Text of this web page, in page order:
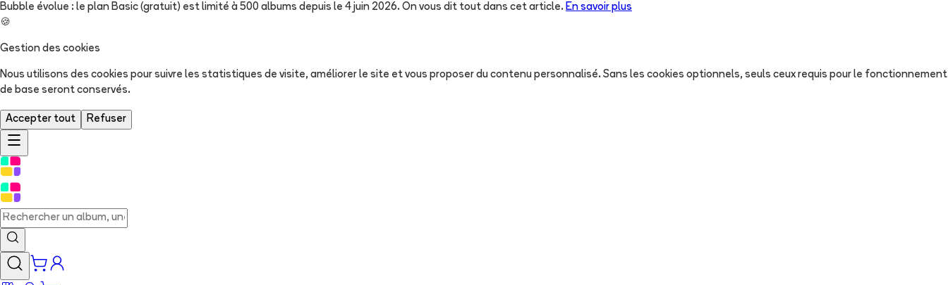
Bubble évolue : le plan Basic (gratuit) est limité à 500 albums depuis le 4 juin 2026. On vous dit tout dans cet article. En savoir plus
🍪
Gestion des cookies
Nous utilisons des cookies pour suivre les statistiques de visite, améliorer le site et vous proposer du contenu personnalisé. Sans les cookies optionnels, seuls ceux requis pour le fonctionnement
de base seront conservés.
Accepter tout Refuser